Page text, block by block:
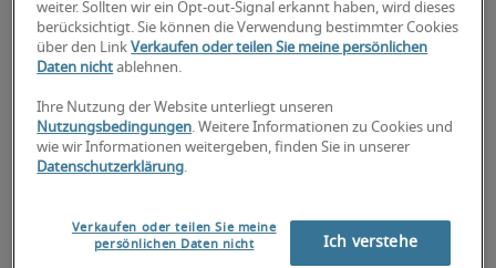
75. Perzentil
Überdurchschnittlich qualifiziert mit raren Fähigkeiten und/oder
langer Berufserfahrung in einer Position.
weiter. Sollten wir ein Opt-out-Signal erkannt haben, wird dieses
berücksichtigt. Sie können die Verwendung bestimmter Cookies
über den LinkVerkaufen oder teilen Sie meine persönlichen
Daten nicht ablehnen.
Ihre Nutzung der Website unterliegt unseren
Nutzungsbedingungen. Weitere Informationen zu Cookies und
wie wir Informationen weitergeben, finden Sie in unserer
Datenschutzerklärung.
Verkaufen oder teilen Sie meine
persönlichen Daten nicht Ich verstehe